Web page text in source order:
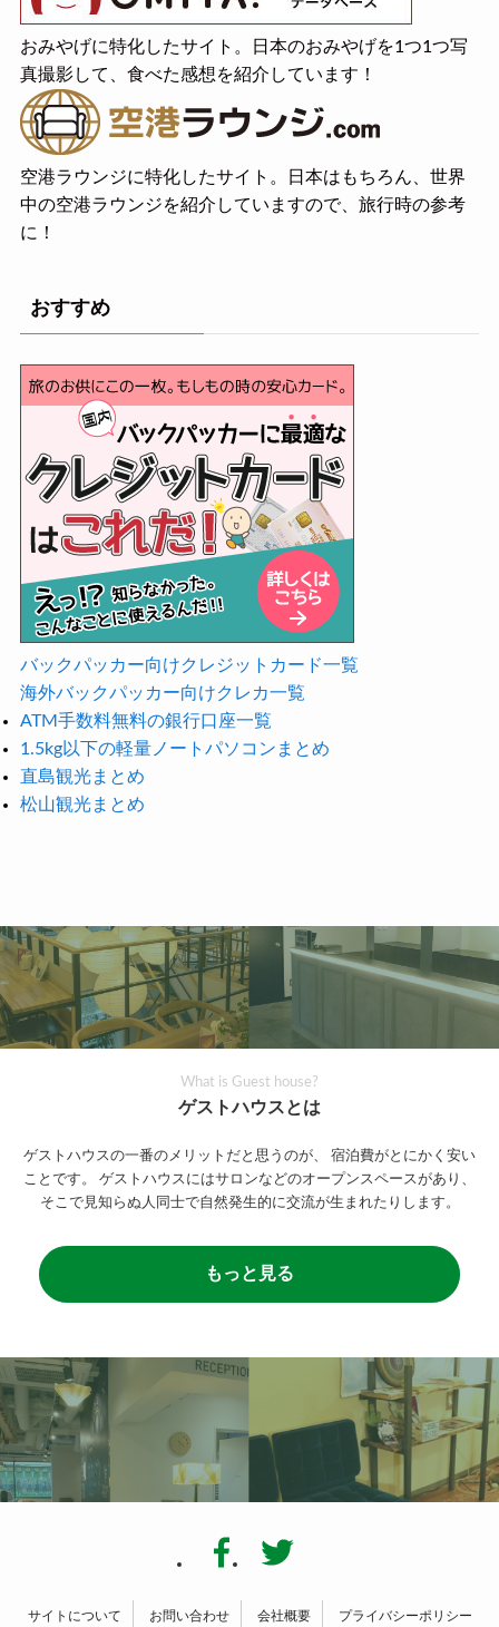
おみやげに特化したサイト。日本のおみやげを1つ1つ写
真撮影して、食べた感想を紹介しています！
空港ラウンジに特化したサイト。日本はもちろん、世界
中の空港ラウンジを紹介していますので、旅行時の参考
に！
おすすめ
バックパッカー向けクレジットカード一覧
海外バックパッカー向けクレカ一覧
ATM手数料無料の銀行口座一覧
1.5kg以下の軽量ノートパソコンまとめ
直島観光まとめ
松山観光まとめ
What is Guest house?
ゲストハウスとは
ゲストハウスの一番のメリットだと思うのが、
宿泊費がとにかく安い
ことです。
ゲストハウスにはサロンなどのオープンスペースがあり、
そこで見知らぬ人同士で自然発生的に交流が生まれたりします。
もっと見る
サイトについて お問い合わせ 会社概要 プライバシーポリシー